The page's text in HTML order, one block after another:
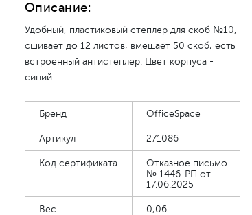
Описание:
Удобный, пластиковый степлер для скоб №10,
сшивает до 12 листов, вмещает 50 скоб, есть
встроенный антистеплер. Цвет корпуса -
синий.
Бренд OfficeSpace
Артикул 271086
Код сертификата
Отказное письмо
№ 1446-РП от
17.06.2025
Вес 0,06